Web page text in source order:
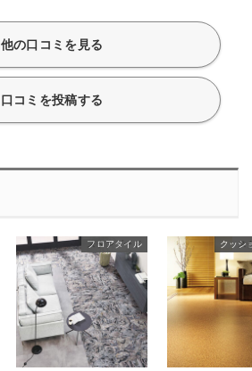
他の口コミを見る
口コミを投稿する
スタンダード
フロアタイル ス
クッシ